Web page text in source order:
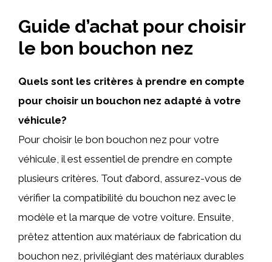
Guide d’achat pour choisir
le bon bouchon nez
Quels sont les critères à prendre en compte
pour choisir un bouchon nez adapté à votre
véhicule?
Pour choisir le bon bouchon nez pour votre
véhicule, il est essentiel de prendre en compte
plusieurs critères. Tout d’abord, assurez-vous de
vérifier la compatibilité du bouchon nez avec le
modèle et la marque de votre voiture. Ensuite,
prêtez attention aux matériaux de fabrication du
bouchon nez, privilégiant des matériaux durables